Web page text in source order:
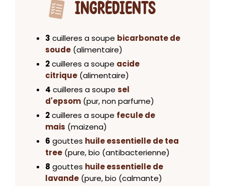
INGRÉDIENTS
3 cuilleres a soupe bicarbonate de
soude (alimentaire)
2cuilleres a soupe acide
citrique (alimentaire)
4 cuilleres a soupe sel
d'epsom (pur, non parfume)
2cuilleres a soupe fecule de
mais (maizena)
6 gouttes huile essentielle de tea
tree (pure, bio (antibacterienne)
8 gouttes huile essentielle de
lavande (pure, bio (calmante)